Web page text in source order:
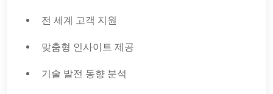
전 세계 고객 지원
맞춤형 인사이트 제공
기술 발전 동향 분석